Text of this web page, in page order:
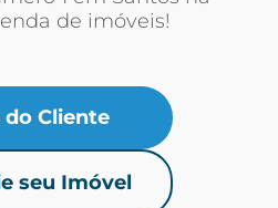
de imóveis!
do Cliente
seu Imóvel